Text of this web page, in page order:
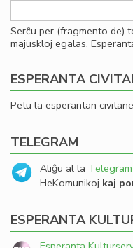
Serĉu per (fragmento de)
majuskloj egalas.
ESPERANTA
Petu la esperantan
TELEGRAM
Aliĝu al la
HeKomunikoj kaj
ESPERANTA